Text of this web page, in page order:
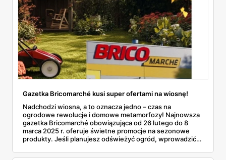
Gazetka Bricomarché kusi super ofertami na wiosnę!
Nadchodzi wiosna, a to oznacza jedno – czas na
ogrodowe rewolucje i domowe metamorfozy! Najnowsza
gazetka Bricomarché obowiązująca od 26 lutego do 8
marca 2025 r. oferuje świetne promocje na sezonowe
produkty. Jeśli planujesz odświeżyć ogród, wprowadzić
tu wszystko w rewelacyjnych cenach!